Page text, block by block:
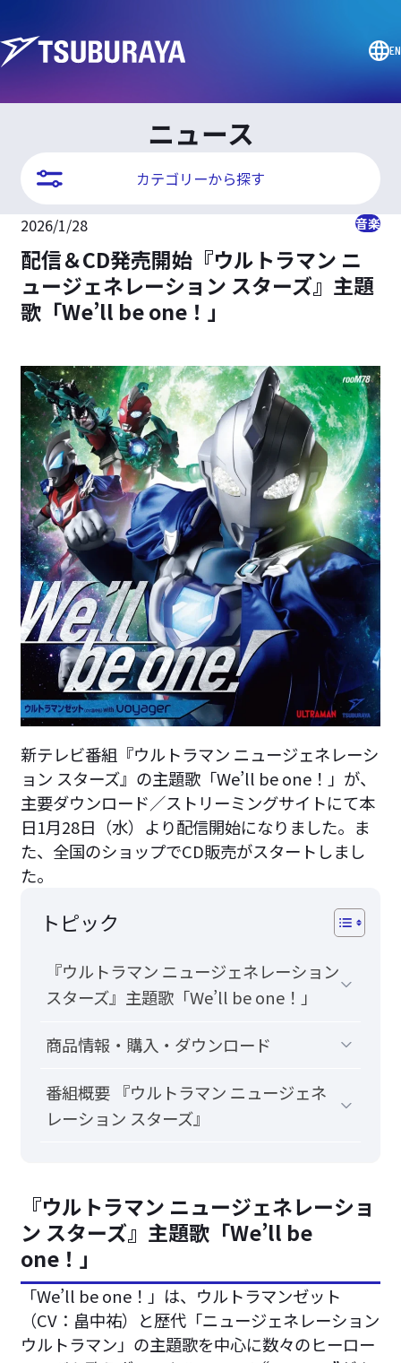
EN
ニュース
カテゴリーから探す
2026/1/28 音楽
配信＆CD発売開始『ウルトラマン ニ
ュージェネレーション スターズ』主題
歌「We’ll be one！」
新テレビ番組『ウルトラマン ニュージェネレーシ
ョン スターズ』の主題歌「We’ll be one！」が、
主要ダウンロード／ストリーミングサイトにて本
日1月28日（水）より配信開始になりました。ま
た、全国のショップでCD販売がスタートしまし
た。
トピック
『ウルトラマン ニュージェネレーション
スターズ』主題歌「We’ll be one！」
商品情報・購入・ダウンロード
番組概要 『ウルトラマン ニュージェネ
レーション スターズ』
『ウルトラマン ニュージェネレーショ
ン スターズ』主題歌「We’ll be
one！」
「We’ll be one！」は、ウルトラマンゼット
（CV：畠中祐）と歴代「ニュージェネレーション
ウルトラマン」の主題歌を中心に数々のヒーロー